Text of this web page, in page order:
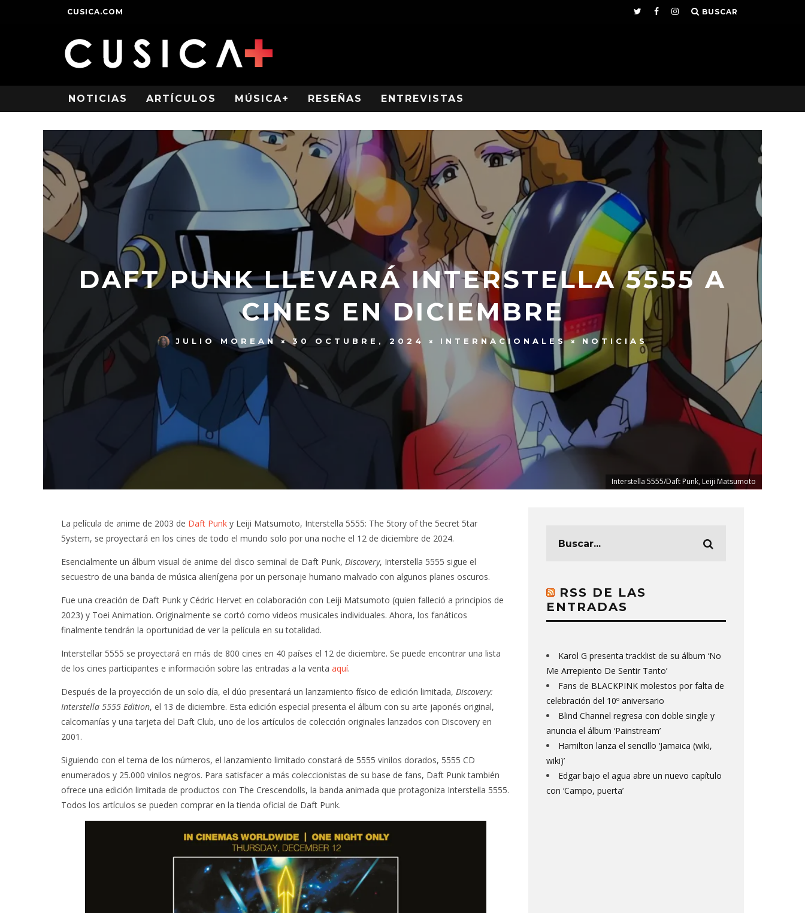
CUSICA.COM BUSCAR
NOTICIAS ARTÍCULOS MÚSICA+ RESEÑAS ENTREVISTAS
DAFT PUNK LLEVARÁ INTERSTELLA 5555 A
CINES EN DICIEMBRE
JULIO MOREAN 30 OCTUBRE, 2024 INTERNACIONALES NOTICIAS
Interstella 5555/Daft Punk, Leiji Matsumoto
La película de anime de 2003 de Daft Punk y Leiji Matsumoto, Interstella 5555: The 5tory of the 5ecret 5tar
5ystem, se proyectará en los cines de todo el mundo solo por una noche el 12 de diciembre de 2024.
Esencialmente un álbum visual de anime del disco seminal de Daft Punk, Discovery, Interstella 5555 sigue el
secuestro de una banda de música alienígena por un personaje humano malvado con algunos planes oscuros.
Fue una creación de Daft Punk y Cédric Hervet en colaboración con Leiji Matsumoto (quien falleció a principios de
2023) y Toei Animation. Originalmente se cortó como videos musicales individuales. Ahora, los fanáticos
finalmente tendrán la oportunidad de ver la película en su totalidad.
Interstellar 5555 se proyectará en más de 800 cines en 40 países el 12 de diciembre. Se puede encontrar una lista
de los cines participantes e información sobre las entradas a la venta aquí.
Después de la proyección de un solo día, el dúo presentará un lanzamiento físico de edición limitada, Discovery:
Interstella 5555 Edition, el 13 de diciembre. Esta edición especial presenta el álbum con su arte japonés original,
calcomanías y una tarjeta del Daft Club, uno de los artículos de colección originales lanzados con Discovery en
2001.
Siguiendo con el tema de los números, el lanzamiento limitado constará de 5555 vinilos dorados, 5555 CD
enumerados y 25.000 vinilos negros. Para satisfacer a más coleccionistas de su base de fans, Daft Punk también
ofrece una edición limitada de productos con The Crescendolls, la banda animada que protagoniza Interstella 5555.
Todos los artículos se pueden comprar en la tienda oficial de Daft Punk.
RSS DE LAS
ENTRADAS
Karol G presenta tracklist de su álbum ‘No
Me Arrepiento De Sentir Tanto’
Fans de BLACKPINK molestos por falta de
celebración del 10º aniversario
Blind Channel regresa con doble single y
anuncia el álbum ‘Painstream’
Hamilton lanza el sencillo ‘Jamaica (wiki,
wiki)’
Edgar bajo el agua abre un nuevo capítulo
con ‘Campo, puerta’